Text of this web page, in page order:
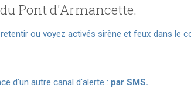
Pont d'Armancette.
ou voyez activés sirène et feux dans le
d'un autre canal d'alerte : par SMS.